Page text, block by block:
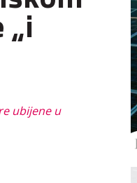
ubijene u